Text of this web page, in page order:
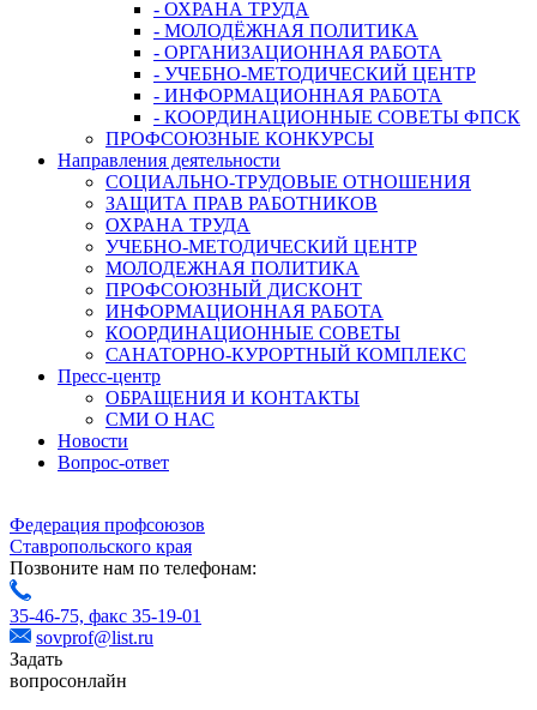
- ОХРАНА ТРУДА
- МОЛОДЁЖНАЯ ПОЛИТИКА
- ОРГАНИЗАЦИОННАЯ РАБОТА
- УЧЕБНО-МЕТОДИЧЕСКИЙ ЦЕНТР
- ИНФОРМАЦИОННАЯ РАБОТА
- КООРДИНАЦИОННЫЕ СОВЕТЫ ФПСК
ПРОФСОЮЗНЫЕ КОНКУРСЫ
Направления деятельности
СОЦИАЛЬНО-ТРУДОВЫЕ ОТНОШЕНИЯ
ЗАЩИТА ПРАВ РАБОТНИКОВ
ОХРАНА ТРУДА
УЧЕБНО-МЕТОДИЧЕСКИЙ ЦЕНТР
МОЛОДЕЖНАЯ ПОЛИТИКА
ПРОФСОЮЗНЫЙ ДИСКОНТ
ИНФОРМАЦИОННАЯ РАБОТА
КООРДИНАЦИОННЫЕ СОВЕТЫ
САНАТОРНО-КУРОРТНЫЙ КОМПЛЕКС
Пресс-центр
ОБРАЩЕНИЯ И КОНТАКТЫ
СМИ О НАС
Новости
Вопрос-ответ
Федерация профсоюзов
Ставропольского края
Позвоните нам по телефонам:
35-46-75, факс 35-19-01
sovprof@list.ru
Задать
вопросонлайн